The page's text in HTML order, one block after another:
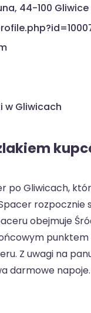
44-100 Gliwice
w Gliwicach
po Gliwicach,
rozpocznie
obejmuje
Z uwagi na
darmowe